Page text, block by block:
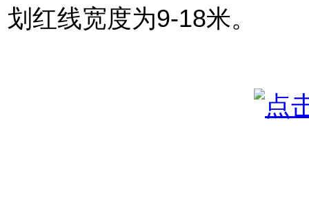
划红线宽度为9-18米。